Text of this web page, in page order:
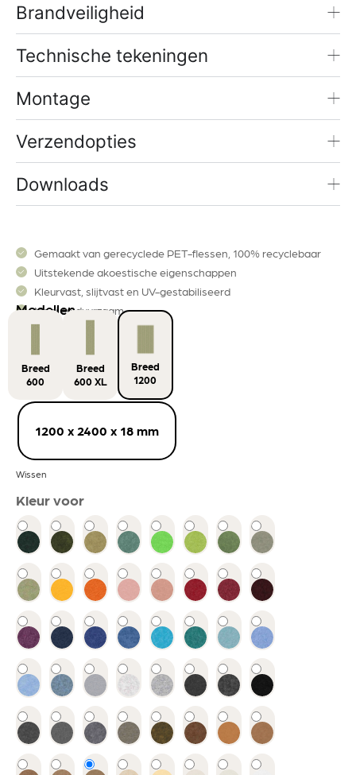
Brandveiligheid
Technische tekeningen
Montage
Verzendopties
Downloads
Gemaakt van gerecyclede PET-flessen, 100% recyclebaar
Uitstekende akoestische eigenschappen
Kleurvast, slijtvast en UV-gestabiliseerd
Mooi en duurzaam
Modellen
Breed
600
Breed
600 XL
Breed
1200
1200 x 2400 x 18 mm
Wissen
Kleur voor